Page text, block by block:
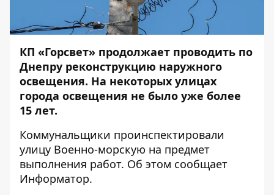
КП «Горсвет» продолжает проводить по
Днепру реконструкцию наружного
освещения. На некоторых улицах
города освещения не было уже более
15 лет.
Коммунальщики проинспектировали
улицу Военно-морскую на предмет
выполнения работ. Об этом сообщает
Информатор.